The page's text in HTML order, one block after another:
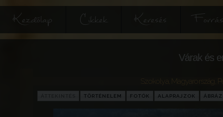
Kezdőlap Cikkek Keresés
Várak és
Szokolya Magyarország
TÖRTÉNELEM FOTÓK ALAPRAJZOK